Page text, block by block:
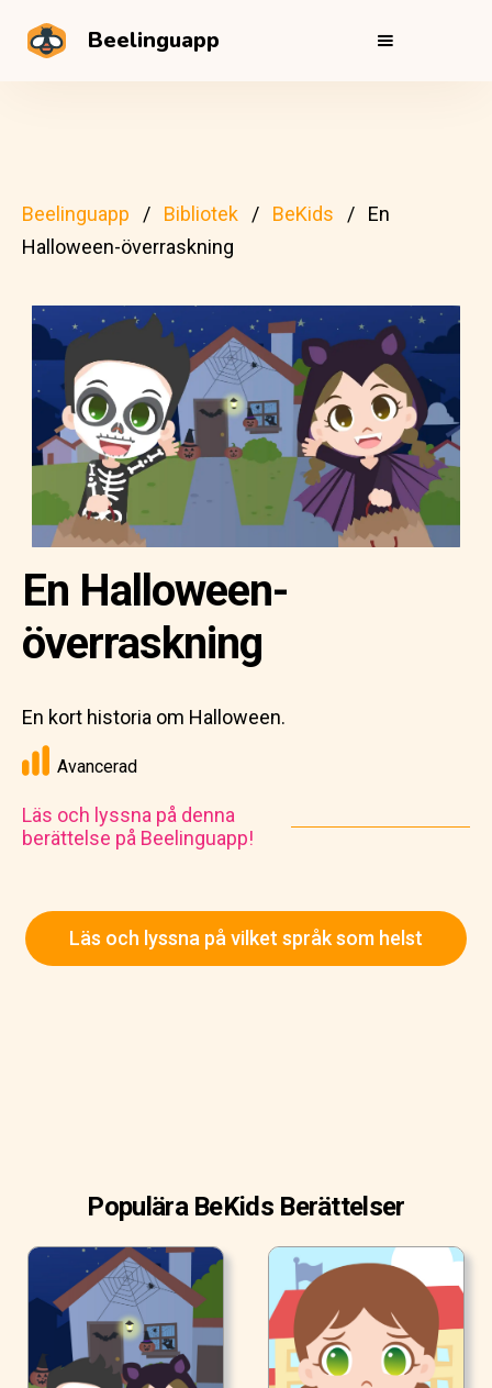
Beelinguapp
Beelinguapp Bibliotek BeKids
En
Halloween-överraskning
En Halloween-
överraskning
En kort historia om Halloween.
Avancerad
Läs och lyssna på denna
berättelse på Beelinguapp!
Läs och lyssna på vilket språk som helst
Populära BeKids Berättelser